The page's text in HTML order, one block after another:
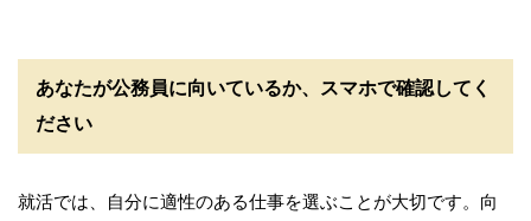
あなたが公務員に向いているか、スマホで確認してく
ださい
就活では、自分に適性のある仕事を選ぶことが大切です。向